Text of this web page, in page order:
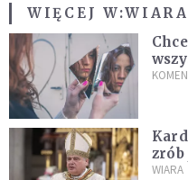
WIĘCEJ W:WIARA
w
zrób
WIARA